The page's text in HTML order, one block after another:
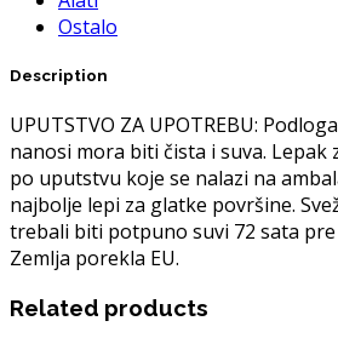
Ostalo
Description
UPUTSTVO ZA UPOTREBU:
nanosi mora biti čista i suva. Lepak
po uputstvu koje se nalazi na
najbolje lepi za glatke površine.
trebali biti potpuno suvi 72 sata
Zemlja porekla EU.
Related products